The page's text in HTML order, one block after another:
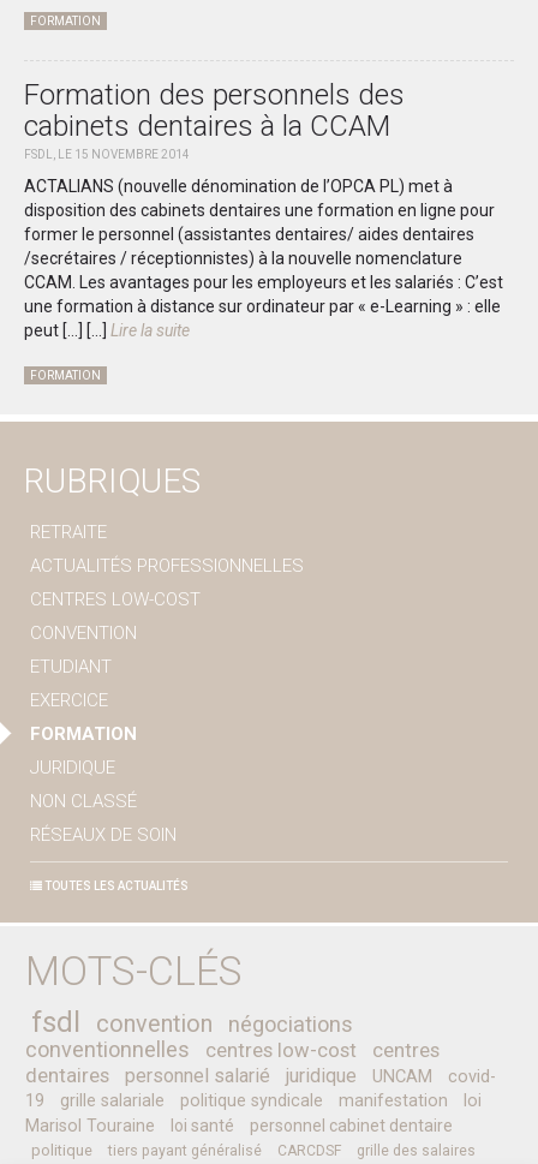
FORMATION
Formation des personnels des
cabinets dentaires à la CCAM
FSDL, LE 15 NOVEMBRE 2014
ACTALIANS (nouvelle dénomination de l’OPCA PL) met à
disposition des cabinets dentaires une formation en ligne pour
former le personnel (assistantes dentaires/ aides dentaires
/secrétaires / réceptionnistes) à la nouvelle nomenclature
CCAM. Les avantages pour les employeurs et les salariés : C’est
une formation à distance sur ordinateur par « e-Learning » : elle
peut […]
[...] Lire la suite
FORMATION
RUBRIQUES
RETRAITE
ACTUALITÉS PROFESSIONNELLES
CENTRES LOW-COST
CONVENTION
ETUDIANT
EXERCICE
FORMATION
JURIDIQUE
NON CLASSÉ
RÉSEAUX DE SOIN
TOUTES LES ACTUALITÉS
MOTS-CLÉS
fsdl convention
négociations
conventionnelles
centres low-cost
centres
dentaires
personnel salarié juridique UNCAM
covid-
19
grille salariale politique syndicale manifestation
loi
Marisol Touraine
loi santé personnel cabinet dentaire
politique tiers payant généralisé CARCDSF grille des salaires